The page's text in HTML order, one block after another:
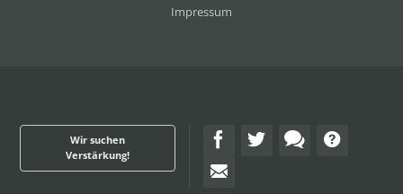
Impressum
Wir suchen
Verstärkung!